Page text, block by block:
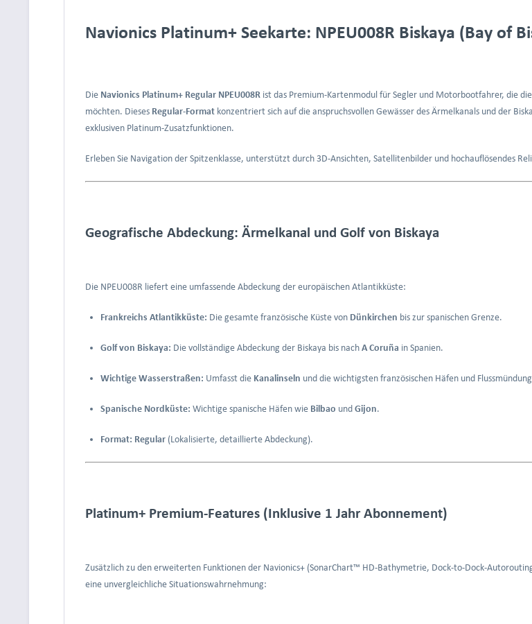
Navionics Platinum+ Seekarte: NPEU008R Biskaya (Bay of
Die Navionics Platinum+ Regular NPEU008R ist das Premium-Kartenmodul für Segler und Motorbootfahrer, die
möchten. Dieses Regular-Format konzentriert sich auf die anspruchsvollen Gewässer des Ärmelkanals und der
exklusiven Platinum-Zusatzfunktionen.
Erleben Sie Navigation der Spitzenklasse, unterstützt durch 3D-Ansichten, Satellitenbilder und hochauflösendes
Geografische Abdeckung: Ärmelkanal und Golf von Biskaya
Die NPEU008R liefert eine umfassende Abdeckung der europäischen Atlantikküste:
Frankreichs Atlantikküste: Die gesamte französische Küste von Dünkirchen bis zur spanischen Grenze.
Golf von Biskaya: Die vollständige Abdeckung der Biskaya bis nach A Coruña in Spanien.
Wichtige Wasserstraßen: Umfasst die Kanalinseln und die wichtigsten französischen Häfen und
Spanische Nordküste: Wichtige spanische Häfen wie Bilbao und Gijon.
Format: Regular (Lokalisierte, detaillierte Abdeckung).
Platinum+ Premium-Features (Inklusive 1 Jahr Abonnement)
Zusätzlich zu den erweiterten Funktionen der Navionics+ (SonarChart™ HD-Bathymetrie, Dock-to-Dock-
eine unvergleichliche Situationswahrnehmung: